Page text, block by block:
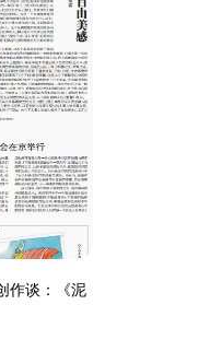
润心田——点
作谈：《泥